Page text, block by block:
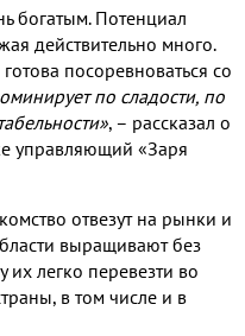
богатым. Потенциал
действительно много.
посоревноваться со
по сладости, по
, – рассказал о
управляющий «Заря
отвезут на рынки и
выращивают без
их легко перевезти во
в том числе и в